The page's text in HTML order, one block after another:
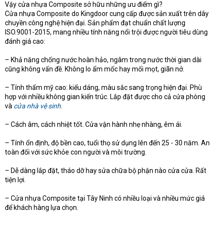
Vậy cửa nhựa Composite sở hữu những ưu điểm gì?
Cửa nhựa Composite do Kingdoor cung cấp được sản xuất trên dây
chuyền công nghệ hiện đại. Sản phẩm đạt chuẩn chất lượng
ISO.9001-2015, mang nhiều tính năng nổi trội được người tiêu dùng
đánh giá cao:
– Khả năng chống nước hoàn hảo, ngâm trong nước thời gian dài
cũng không vấn đề. Không lo ẩm mốc hay mối mọt, giãn nở.
– Tính thẩm mỹ cao: kiểu dáng, màu sắc sang trọng hiện đại. Phù
hợp với nhiều không gian kiến trúc. Lắp đặt được cho cả cửa phòng
và cửa nhà vệ sinh.
– Cách âm, cách nhiệt tốt. Cửa vận hành nhẹ nhàng, êm ái.
– Tính ổn định, độ bền cao, tuổi thọ sử dụng lên đến 25 - 30 năm. An
toàn đối với sức khỏe con người và môi trường.
– Dễ dàng lắp đặt, tháo dỡ hay sửa chữa bộ phận nào cửa cửa. Rất
tiện lợi.
– Cửa nhựa Composite tại Tây Ninh có nhiều loại và nhiều mức giá
để khách hàng lựa chọn.